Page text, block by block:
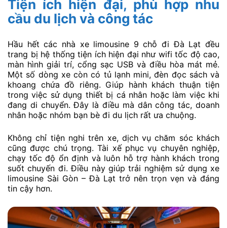
Tiện ích hiện đại, phù hợp nhu
cầu du lịch và công tác
Hầu hết các nhà xe limousine 9 chỗ đi Đà Lạt đều
trang bị hệ thống tiện ích hiện đại như wifi tốc độ cao,
màn hình giải trí, cổng sạc USB và điều hòa mát mẻ.
Một số dòng xe còn có tủ lạnh mini, đèn đọc sách và
khoang chứa đồ riêng. Giúp hành khách thuận tiện
trong việc sử dụng thiết bị cá nhân hoặc làm việc khi
đang di chuyển. Đây là điều mà dân công tác, doanh
nhân hoặc nhóm bạn bè đi du lịch rất ưa chuộng.
Không chỉ tiện nghi trên xe, dịch vụ chăm sóc khách
cũng được chú trọng. Tài xế phục vụ chuyên nghiệp,
chạy tốc độ ổn định và luôn hỗ trợ hành khách trong
suốt chuyến đi. Điều này giúp trải nghiệm sử dụng xe
limousine Sài Gòn – Đà Lạt trở nên trọn vẹn và đáng
tin cậy hơn.